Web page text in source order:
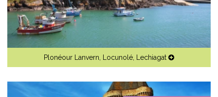
Plonéour Lanvern, Locunolé, Lechiagat